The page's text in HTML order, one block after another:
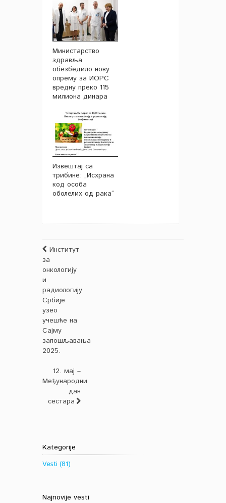
Министарство
здравља
обезбедило нову
опрему за ИОРС
вредну преко 115
милиона динара
Извештај са
трибине: „Исхрана
код особа
оболелих од рака“
Институт
за
онкологију
и
радиологију
Србије
узео
учешће на
Сајму
запошљавања
2025.
12. мај –
Међународни
дан
сестара
Kategorije
Vesti (81)
Najnovije vesti